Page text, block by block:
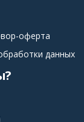
оферта
данных